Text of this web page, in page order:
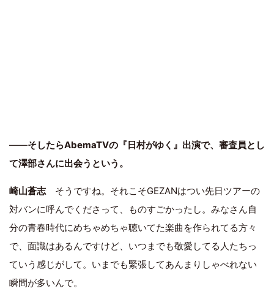
――そしたらAbemaTVの『日村がゆく』出演で、審査員とし
て澤部さんに出会うという。
崎山蒼志そうですね。それこそGEZANはつい先日ツアーの
対バンに呼んでくださって、ものすごかったし。みなさん自
分の青春時代にめちゃめちゃ聴いてた楽曲を作られてる方々
で、面識はあるんですけど、いつまでも敬愛してる人たちっ
ていう感じがして。いまでも緊張してあんまりしゃべれない
瞬間が多いんで。